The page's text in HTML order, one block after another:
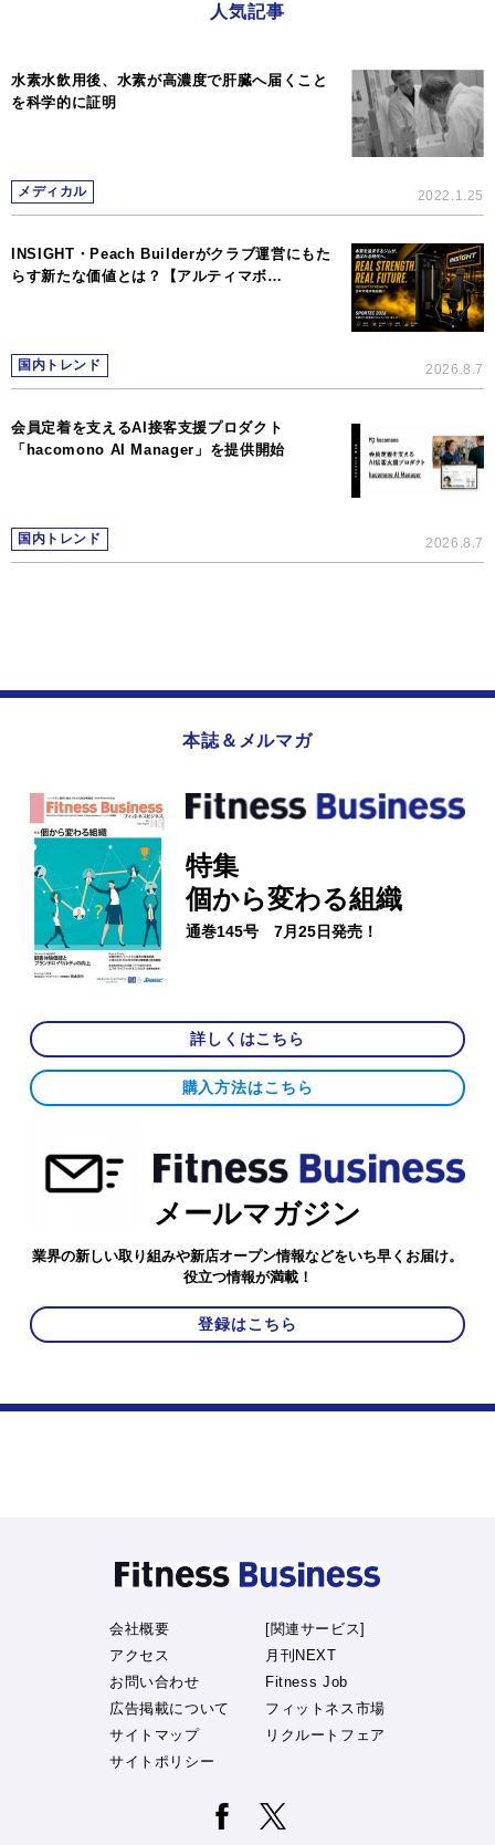
人気記事
水素水飲用後、水素が高濃度で肝臓へ届くこと
を科学的に証明
メディカル 2022.1.25
INSIGHT・Peach Builderがクラブ運営にもた
らす新たな価値とは？【アルティマボ…
国内トレンド 2026.8.7
会員定着を支えるAI接客支援プロダクト
「hacomono AI Manager」を提供開始
国内トレンド 2026.8.7
本誌＆メルマガ
特集
個から変わる組織
通巻145号 7月25日発売！
詳しくはこちら
購入方法はこちら
メールマガジン
業界の新しい取り組みや新店オープン情報などをいち早くお届け。
役立つ情報が満載！
登録はこちら
会社概要
アクセス
お問い合わせ
広告掲載について
サイトマップ
サイトポリシー
[関連サービス]
月刊NEXT
Fitness Job
フィットネス市場
リクルートフェア